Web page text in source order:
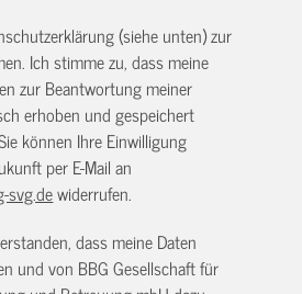
(siehe unten) zur
Ich stimme zu, dass meine
zur Beantwortung meiner
erhoben und gespeichert
können Ihre Einwilligung
per E-Mail an
svg.dewiderrufen.
dass meine Daten
und von BBG Gesellschaft für